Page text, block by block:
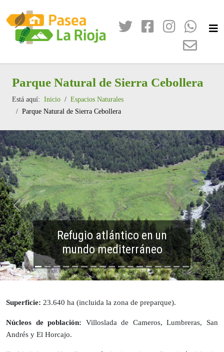
Parque Natural de Sierra Cebollera
Está aquí: Inicio
Espacios Naturales
Parque Natural de Sierra Cebollera
Anterior
Superficie: 23.640 ha (incluida la zona de preparque).
Núcleos de población: Villoslada de Cameros, Lumbreras, San
Andrés y El Horcajo.